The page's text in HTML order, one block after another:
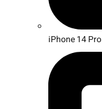
iPhone 14 Pro